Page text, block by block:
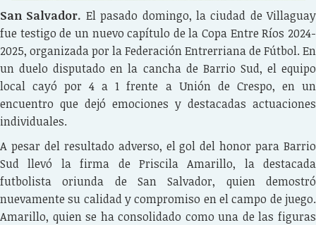
San Salvador. El pasado domingo, la ciudad de Villaguay
fue testigo de un nuevo capítulo de la Copa Entre Ríos 2024-
2025, organizada por la Federación Entrerriana de Fútbol. En
un duelo disputado en la cancha de Barrio Sud, el equipo
local cayó por 4 a 1 frente a Unión de Crespo, en un
encuentro que dejó emociones y destacadas actuaciones
individuales.
A pesar del resultado adverso, el gol del honor para Barrio
Sud llevó la firma de Priscila Amarillo, la destacada
futbolista oriunda de San Salvador, quien demostró
nuevamente su calidad y compromiso en el campo de juego.
Amarillo, quien se ha consolidado como una de las figuras